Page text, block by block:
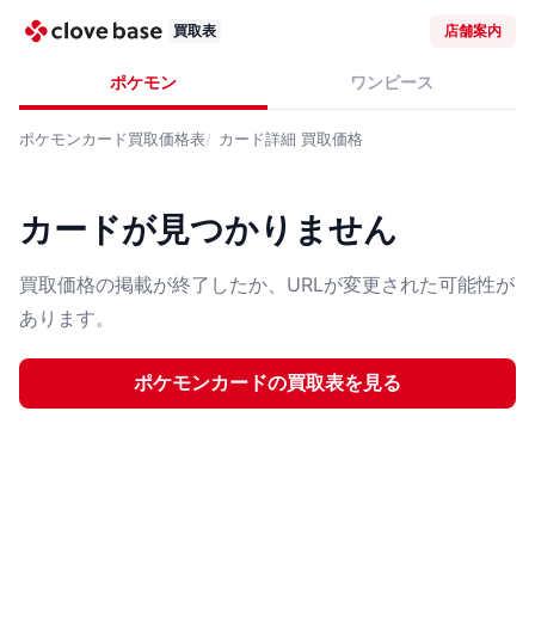
買取表 店舗案内
ポケモン ワンピース
ポケモンカード買取価格表 カード詳細 買取価格
カードが見つかりません
買取価格の掲載が終了したか、URLが変更された可能性が
あります。
ポケモンカードの買取表を見る